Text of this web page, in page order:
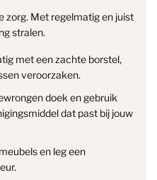
zorg. Met regelmatig en juist
stralen.
met een zachte borstel,
veroorzaken.
doek en gebruik
dat past bij jouw
en leg een